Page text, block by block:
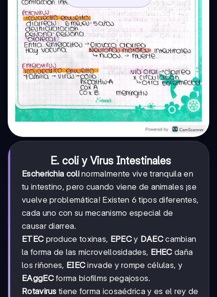
E. coli y Virus Intestinales
Escherichia colinormalmente vive tranquila en
tu intestino, pero cuando viene de animales ¡se
vuelve problemática! Existen 6 tipos diferentes,
cada uno con su mecanismo especial de
causar diarrea.
ETEC produce toxinas, EPECy DAECcambian
la forma de las microvellosidades, EHEC daña
los riñones, EIEC invade y rompe células, y
EAggECforma biofilms pegajosos.
Rotavirus tiene forma icosaédrica y es el rey de